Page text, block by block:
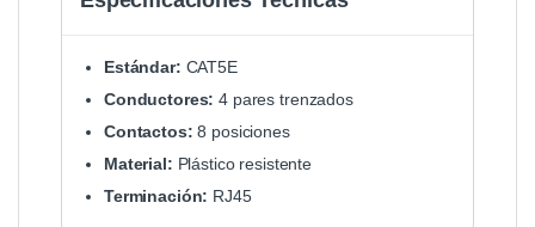
Estándar: CAT5E
Conductores: 4 pares trenzados
Contactos: 8 posiciones
Material: Plástico resistente
Terminación: RJ45